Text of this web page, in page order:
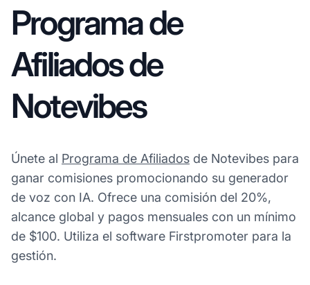
Programa de
Afiliados de
Notevibes
Únete al Programa de Afiliados de Notevibes para
ganar comisiones promocionando su generador
de voz con IA. Ofrece una comisión del 20%,
alcance global y pagos mensuales con un mínimo
de $100. Utiliza el software Firstpromoter para la
gestión.